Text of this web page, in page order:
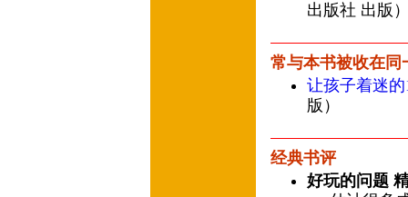
出版社 出版
常与本书被收在同
让孩子着迷的
版）
经典书评
好玩的问题